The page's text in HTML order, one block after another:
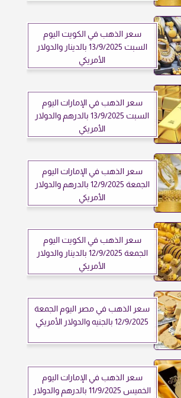
سعر الذهب في الكويت اليوم
السبت 13/9/2025 بالدينار والدولار
الأمريكي
سعر الذهب في الإمارات اليوم
السبت 13/9/2025 بالدرهم والدولار
الأمريكي
سعر الذهب في الإمارات اليوم
الجمعة 12/9/2025 بالدرهم والدولار
الأمريكي
سعر الذهب في الكويت اليوم
الجمعة 12/9/2025 بالدينار والدولار
الأمريكي
سعر الذهب في مصر اليوم الجمعة
12/9/2025 بالجنيه والدولار الأمريكي
سعر الذهب في الإمارات اليوم
الخميس 11/9/2025 بالدرهم والدولار